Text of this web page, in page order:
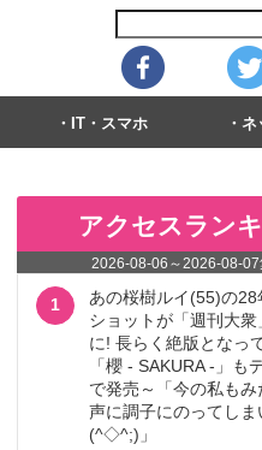
IT・スマホ ネ
アクセスラン
2026-08-06 ～2026-08-07
1
あの桜樹ルイ(55)の
ショットが「週刊大衆
に! 長らく絶版となっ
「櫻 - SAKURA -」も
で発売～「今の私もみ
声に調子にのってしま
(^◇^;)」